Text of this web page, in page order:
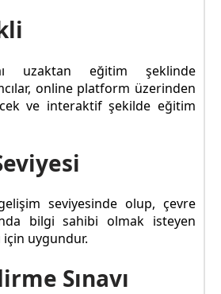
uzaktan eğitim şeklinde
online platform üzerinden
ve interaktif şekilde eğitim
seviyesinde olup, çevre
bilgi sahibi olmak isteyen
için uygundur.
Sınavı